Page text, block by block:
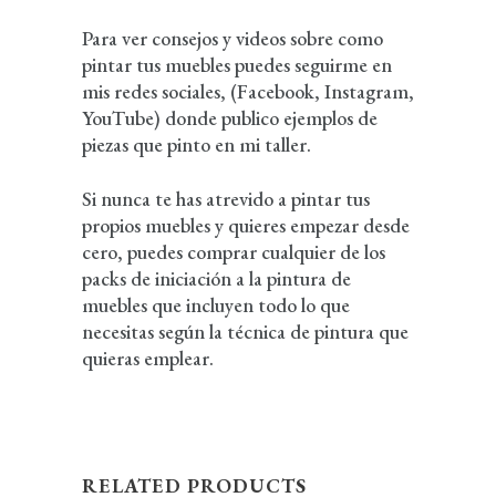
Para ver consejos y videos sobre como
pintar tus muebles puedes seguirme en
mis redes sociales, (Facebook, Instagram,
YouTube) donde publico ejemplos de
piezas que pinto en mi taller.
Si nunca te has atrevido a pintar tus
propios muebles y quieres empezar desde
cero, puedes comprar cualquier de los
packs de iniciación a la pintura de
muebles que incluyen todo lo que
necesitas según la técnica de pintura que
quieras emplear.
RELATED PRODUCTS